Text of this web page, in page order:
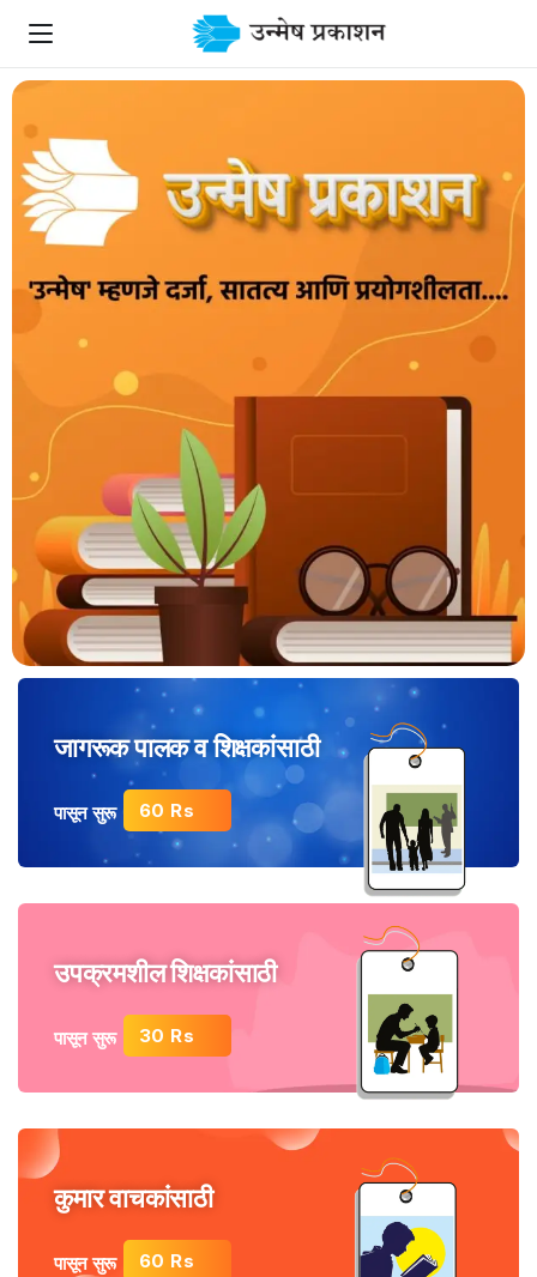
जागरूक पालक व शिक्षकांसाठी
पासून सुरू 60 Rs
उपक्रमशील शिक्षकांसाठी
पासून सुरू 30 Rs
कुमार वाचकांसाठी
पासून सुरू 60 Rs